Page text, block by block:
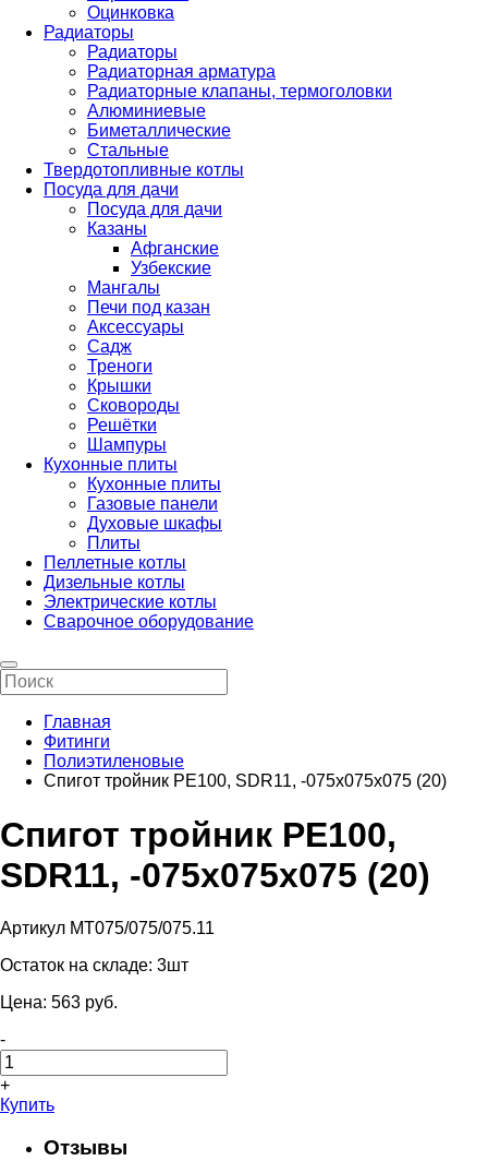
Оцинковка
Радиаторы
Радиаторы
Радиаторная арматура
Радиаторные клапаны, термоголовки
Алюминиевые
Биметаллические
Стальные
Твердотопливные котлы
Посуда для дачи
Посуда для дачи
Казаны
Афганские
Узбекские
Мангалы
Печи под казан
Аксессуары
Садж
Треноги
Крышки
Сковороды
Решётки
Шампуры
Кухонные плиты
Кухонные плиты
Газовые панели
Духовые шкафы
Плиты
Пеллетные котлы
Дизельные котлы
Электрические котлы
Сварочное оборудование
Главная
Фитинги
Полиэтиленовые
Спигот тройник РЕ100, SDR11, -075x075x075 (20)
Спигот тройник РЕ100,
SDR11, -075x075x075 (20)
Артикул MT075/075/075.11
Остаток на складе: 3шт
Цена: 563 pуб.
-
+
Купить
Отзывы